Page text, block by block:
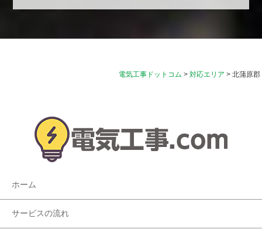
電気工事ドットコム > 対応エリア > 北蒲原郡
ホーム
サービスの流れ